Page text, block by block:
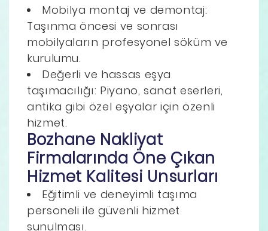
Mobilya montaj ve demontaj:
Taşınma öncesi ve sonrası
mobilyaların profesyonel söküm ve
kurulumu.
Değerli ve hassas eşya
taşımacılığı: Piyano, sanat eserleri,
antika gibi özel eşyalar için özenli
hizmet.
Bozhane Nakliyat
Firmalarında Öne Çıkan
Hizmet Kalitesi Unsurları
Eğitimli ve deneyimli taşıma
personeli ile güvenli hizmet
sunulması.